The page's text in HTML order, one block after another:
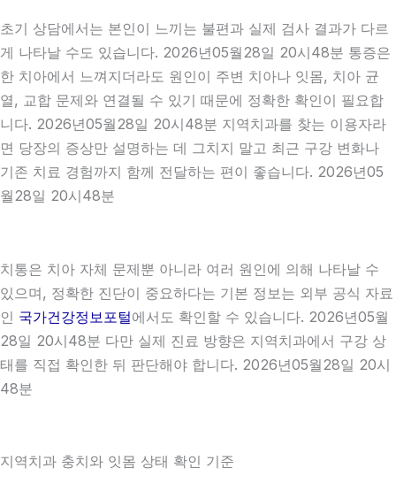
초기 상담에서는 본인이 느끼는 불편과 실제 검사 결과가 다르
게 나타날 수도 있습니다. 2026년05월28일 20시48분 통증은
한 치아에서 느껴지더라도 원인이 주변 치아나 잇몸, 치아 균
열, 교합 문제와 연결될 수 있기 때문에 정확한 확인이 필요합
니다. 2026년05월28일 20시48분 지역치과를 찾는 이용자라
면 당장의 증상만 설명하는 데 그치지 말고 최근 구강 변화나
기존 치료 경험까지 함께 전달하는 편이 좋습니다. 2026년05
월28일 20시48분
치통은 치아 자체 문제뿐 아니라 여러 원인에 의해 나타날 수
있으며, 정확한 진단이 중요하다는 기본 정보는 외부 공식 자료
인 국가건강정보포털에서도 확인할 수 있습니다. 2026년05월
28일 20시48분 다만 실제 진료 방향은 지역치과에서 구강 상
태를 직접 확인한 뒤 판단해야 합니다. 2026년05월28일 20시
48분
지역치과 충치와 잇몸 상태 확인 기준